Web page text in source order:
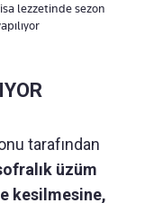
lezzetinde sezon
tarafından
üzüm
kesilmesine,